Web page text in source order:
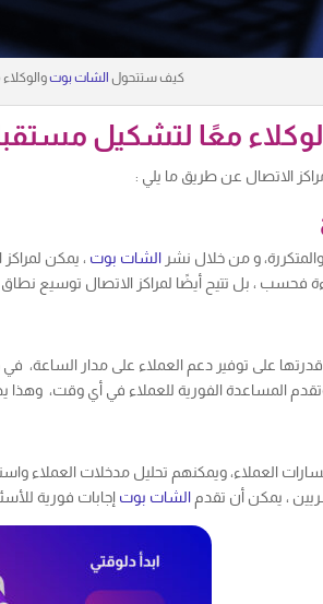
كيف ستتحول الشات بوت
معًا لتشكيل
الاتصال عن طريق ما يلي :
والمتكررة، و من خلال نشرالشات بوت ، يمكن
فحسب ، بل تتيح أيضًا لمراكز الاتصال توسيع
قدرتها على توفير دعم العملاء على مدار
المساعدة الفورية للعملاء في أي وقت،
العملاء، ويمكنهم تحليل مدخلات العملاء
، يمكن أن تقدمالشات بوت إجابات فورية